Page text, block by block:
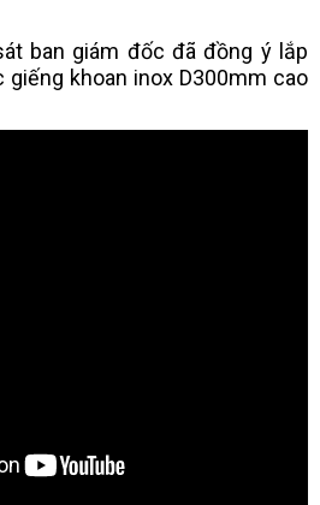
ban giám đốc đã đồng ý lắp
khoan inox D300mm cao